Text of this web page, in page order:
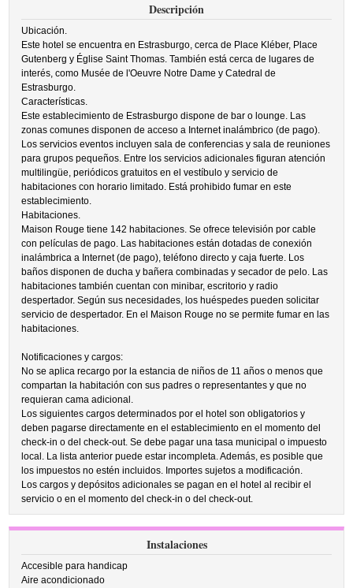
Descripción
Ubicación.
Este hotel se encuentra en Estrasburgo, cerca de Place Kléber, Place
Gutenberg y Église Saint Thomas. También está cerca de lugares de
interés, como Musée de l'Oeuvre Notre Dame y Catedral de
Estrasburgo.
Características.
Este establecimiento de Estrasburgo dispone de bar o lounge. Las
zonas comunes disponen de acceso a Internet inalámbrico (de pago).
Los servicios eventos incluyen sala de conferencias y sala de reuniones
para grupos pequeños. Entre los servicios adicionales figuran atención
multilingüe, periódicos gratuitos en el vestíbulo y servicio de
habitaciones con horario limitado. Está prohibido fumar en este
establecimiento.
Habitaciones.
Maison Rouge tiene 142 habitaciones. Se ofrece televisión por cable
con películas de pago. Las habitaciones están dotadas de conexión
inalámbrica a Internet (de pago), teléfono directo y caja fuerte. Los
baños disponen de ducha y bañera combinadas y secador de pelo. Las
habitaciones también cuentan con minibar, escritorio y radio
despertador. Según sus necesidades, los huéspedes pueden solicitar
servicio de despertador. En el Maison Rouge no se permite fumar en las
habitaciones.
Notificaciones y cargos:
No se aplica recargo por la estancia de niños de 11 años o menos que
compartan la habitación con sus padres o representantes y que no
requieran cama adicional.
Los siguientes cargos determinados por el hotel son obligatorios y
deben pagarse directamente en el establecimiento en el momento del
check-in o del check-out. Se debe pagar una tasa municipal o impuesto
local. La lista anterior puede estar incompleta. Además, es posible que
los impuestos no estén incluidos. Importes sujetos a modificación.
Los cargos y depósitos adicionales se pagan en el hotel al recibir el
servicio o en el momento del check-in o del check-out.
Instalaciones
Accesible para handicap
Aire acondicionado